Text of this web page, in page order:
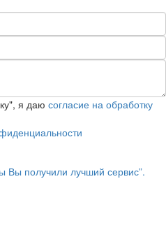
я даю согласие на обработку
Вы получили лучший сервис”.